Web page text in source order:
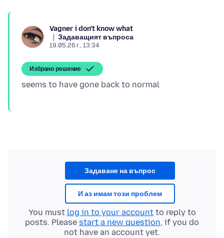
Vagner i don't know what
Задаващият въпроса
19.05.26 г., 13:34
Избрано решение
Задаване на въпрос
И аз имам този проблем
You must log in to your accountto reply to
posts. Please start a new question, if you do
not have an account yet.